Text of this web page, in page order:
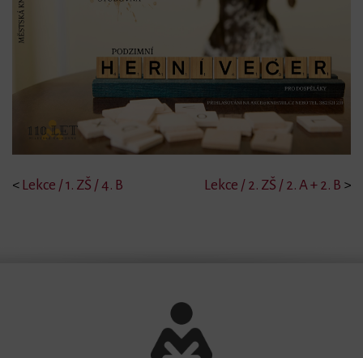
< Lekce / 1. ZŠ / 4. B Lekce / 2. ZŠ / 2. A + 2. B >